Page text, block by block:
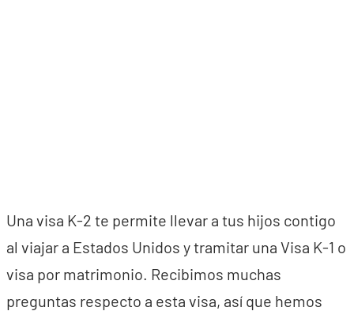
Una visa K-2 te permite llevar a tus hijos contigo
al viajar a Estados Unidos y tramitar una Visa K-1 o
visa por matrimonio. Recibimos muchas
preguntas respecto a esta visa, así que hemos